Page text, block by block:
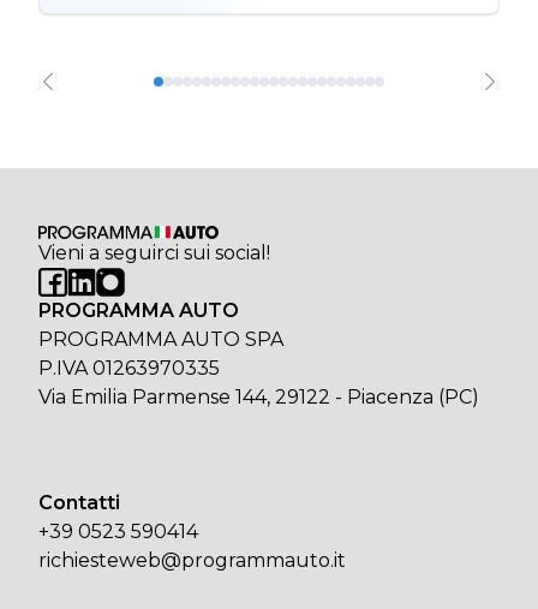
Vieni a seguirci sui social!
PROGRAMMA AUTO
PROGRAMMA AUTO SPA
P.IVA 01263970335
Via Emilia Parmense 144, 29122 - Piacenza (PC)
Contatti
+39 0523 590414
richiesteweb@programmauto.it